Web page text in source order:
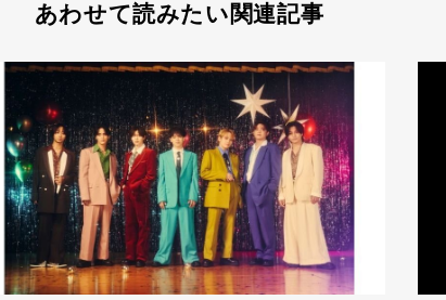
あわせて読みたい関連記事